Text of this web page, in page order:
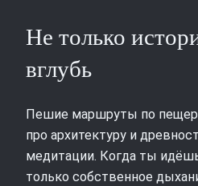
Не только
вглубь
Пешие маршруты по
про архитектуру и
медитации. Когда ты
только собственное